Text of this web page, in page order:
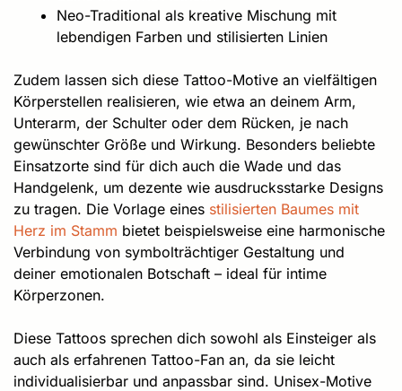
Neo-Traditional als kreative Mischung mit
lebendigen Farben und stilisierten Linien
Zudem lassen sich diese Tattoo-Motive an vielfältigen
Körperstellen realisieren, wie etwa an deinem Arm,
Unterarm, der Schulter oder dem Rücken, je nach
gewünschter Größe und Wirkung. Besonders beliebte
Einsatzorte sind für dich auch die Wade und das
Handgelenk, um dezente wie ausdrucksstarke Designs
zu tragen. Die Vorlage eines stilisierten Baumes mit
Herz im Stamm bietet beispielsweise eine harmonische
Verbindung von symbolträchtiger Gestaltung und
deiner emotionalen Botschaft – ideal für intime
Körperzonen.
Diese Tattoos sprechen dich sowohl als Einsteiger als
auch als erfahrenen Tattoo-Fan an, da sie leicht
individualisierbar und anpassbar sind. Unisex-Motive